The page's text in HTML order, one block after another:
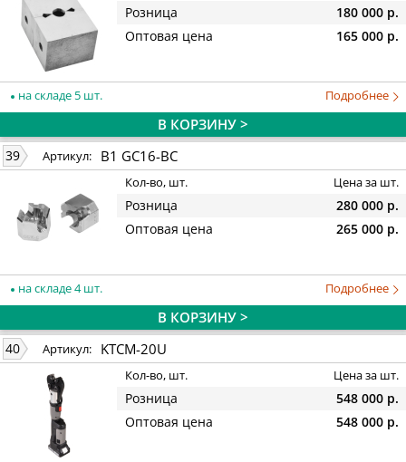
Розница
180 000 р.
Оптовая цена
165 000 р.
на складе 5 шт. Подробнее
В КОРЗИНУ >
39 Артикул: B1 GC16-BC
Кол-во, шт. Цена за шт.
Розница
280 000 р.
Оптовая цена
265 000 р.
на складе 4 шт. Подробнее
В КОРЗИНУ >
40 Артикул: KTCM-20U
Кол-во, шт. Цена за шт.
Розница
548 000 р.
Оптовая цена
548 000 р.